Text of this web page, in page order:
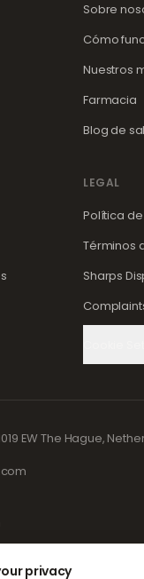
Sobre
Cómo
Nuestros
Farmacia
Blog de
LEGAL
Política
Términos
Sharps
EW The Hague,
privacy